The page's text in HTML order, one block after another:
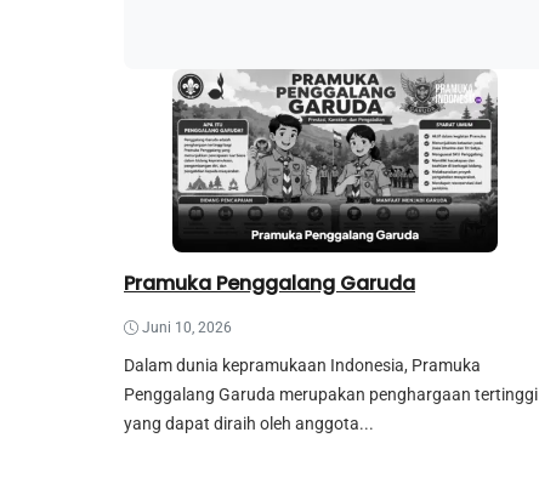
Pramuka Penggalang Garuda
Juni 10, 2026
Dalam dunia kepramukaan Indonesia, Pramuka
Penggalang Garuda merupakan penghargaan tertinggi
yang dapat diraih oleh anggota...